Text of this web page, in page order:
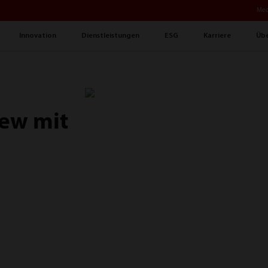
Innovation Dienstleistungen ESG Karriere
mit